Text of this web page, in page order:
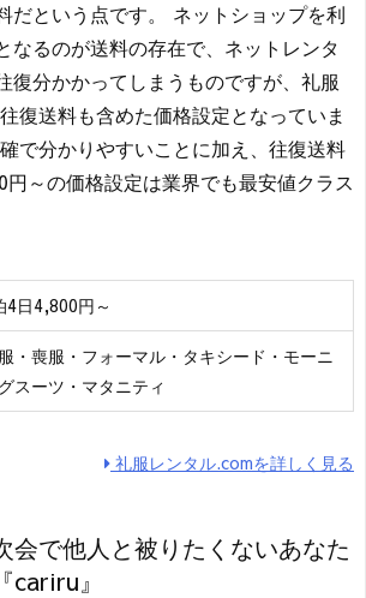
だという点です。 ネットショップを利
なるのが送料の存在で、ネットレンタ
復分かかってしまうものですが、礼服
復送料も含めた価格設定となっていま
で分かりやすいことに加え、往復送料
～の価格設定は業界でも最安値クラス
4日4,800円～
・喪服・フォーマル・タキシード・モーニ
スーツ・マタニティ
礼服レンタル.comを詳しく見る
会で他人と被りたくないあなた
cariru』